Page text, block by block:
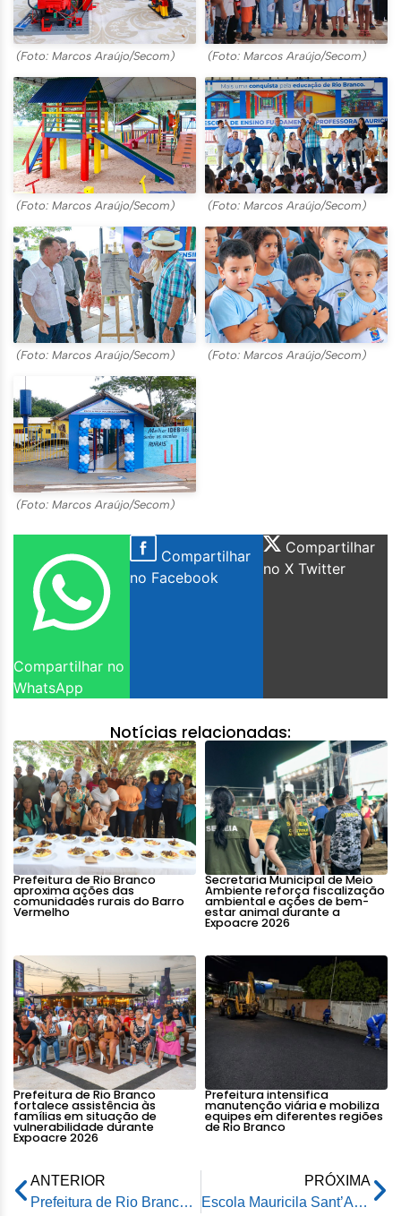
(Foto: Marcos Araújo/Secom) (Foto: Marcos Araújo/Secom)
(Foto: Marcos Araújo/Secom) (Foto: Marcos Araújo/Secom)
(Foto: Marcos Araújo/Secom) (Foto: Marcos Araújo/Secom)
(Foto: Marcos Araújo/Secom)
Compartilhar no
WhatsApp
Compartilhar
no Facebook
Compartilhar
no X Twitter
Notícias relacionadas:
Prefeitura de Rio Branco
aproxima ações das
comunidades rurais do Barro
Vermelho
Secretaria Municipal de Meio
Ambiente reforça fiscalização
ambiental e ações de bem-
estar animal durante a
Expoacre 2026
Prefeitura de Rio Branco
fortalece assistência às
famílias em situação de
vulnerabilidade durante
Expoacre 2026
Prefeitura intensifica
manutenção viária e mobiliza
equipes em diferentes regiões
de Rio Branco
ANTERIOR
Prefeitura de Rio Branco apresenta Diagnóstico de Resíduos Sólidos e destaca impactos ambientais na capital
PRÓXIMA
Escola Mauricila Sant’Ana recebe credenciamento e marca avanço histórico na educação da zona rural de Rio Branco